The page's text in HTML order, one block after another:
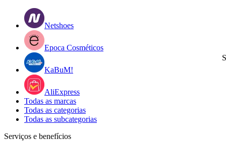
Netshoes
Epoca Cosméticos
KaBuM!
AliExpress
Todas as marcas
Todas as categorias
Todas as subcategorias
Serviços e benefícios